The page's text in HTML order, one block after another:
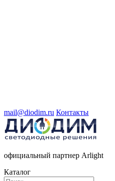
mail@diodim.ru Контакты
официальный партнер Arlight
Каталог